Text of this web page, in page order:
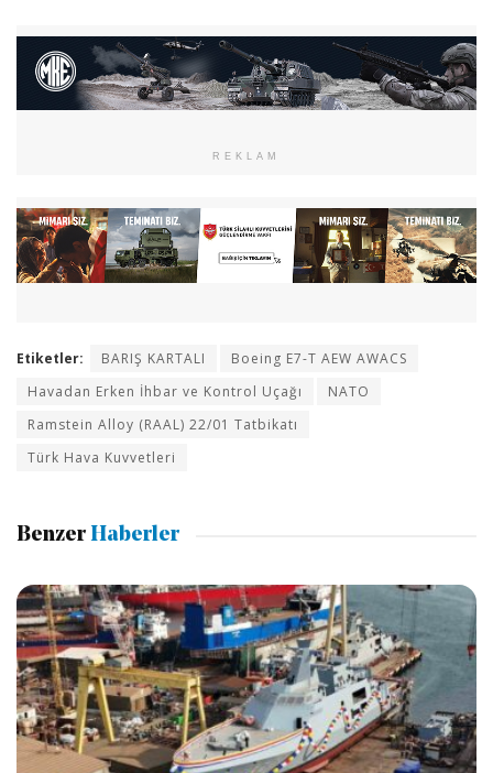
REKLAM
Etiketler: BARIŞ KARTALI
Boeing E7-T AEW AWACS
Havadan Erken İhbar ve Kontrol Uçağı
NATO
Ramstein Alloy (RAAL) 22/01 Tatbikatı
Türk Hava Kuvvetleri
Benzer Haberler